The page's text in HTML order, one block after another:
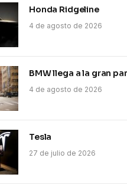
Honda Ridgeline
4 de agosto de 2026
BMW llega a la gran
4 de agosto de 2026
Tesla
27 de julio de 2026